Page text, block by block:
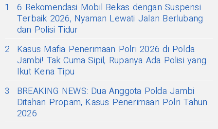
1
6 Rekomendasi Mobil Bekas dengan Suspensi
Terbaik 2026, Nyaman Lewati Jalan Berlubang
dan Polisi Tidur
2
Kasus Mafia Penerimaan Polri 2026 di Polda
Jambi! Tak Cuma Sipil, Rupanya Ada Polisi yang
Ikut Kena Tipu
3
BREAKING NEWS: Dua Anggota Polda Jambi
Ditahan Propam, Kasus Penerimaan Polri Tahun
2026